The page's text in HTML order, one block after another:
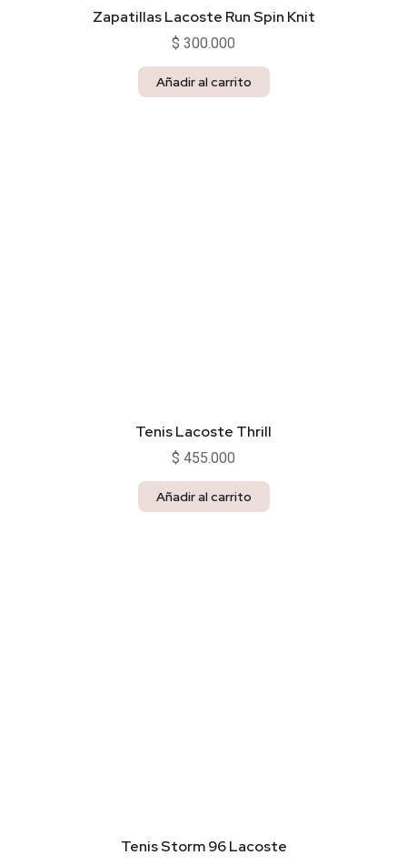
Zapatillas Lacoste Run Spin Knit
$ 300.000
Añadir al carrito
Tenis Lacoste Thrill
$ 455.000
Añadir al carrito
Tenis Storm 96 Lacoste